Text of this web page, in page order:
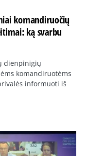
komandiruočių
ką svarbu
dienpinigių
komandiruotėms
informuoti iš